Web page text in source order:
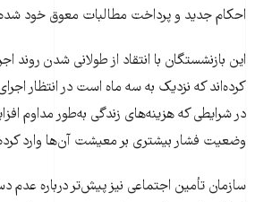
احکام جدید و پرداخت مطالبات معوق خود
این بازنشستگان با انتقاد از طولانی شدن روند
کرده‌اند که نزدیک به سه ماه است در انتظار
در شرایطی که هزینه‌های زندگی به‌طور مداوم
وضعیت فشار بیشتری بر معیشت آن‌ها وارد
سازمان تأمین اجتماعی نیز پیش‌تر درباره عدم